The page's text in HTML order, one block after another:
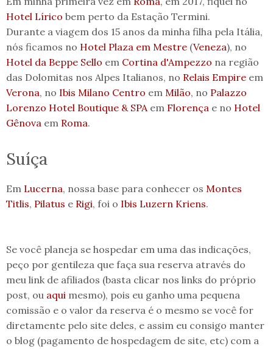
Hotel Lírico bem perto da Estação Termini.
Durante a viagem dos 15 anos da minha filha pela Itália,
nós ficamos no Hotel Plaza em Mestre (Veneza), no
Hotel da Beppe Sello em Cortina d'Ampezzo na região
das Dolomitas nos Alpes Italianos, no Relais Empire em
Verona, no Ibis Milano Centro em Milão, no Palazzo
Lorenzo Hotel Boutique & SPAem Florença e no Hotel
Gênova em Roma.
Suíça
Em Lucerna, nossa base para conhecer os Montes
Titlis, Pilatus e Rigi, foi o Ibis Luzern Kriens.
Se você planeja se hospedar em uma das indicações,
peço por gentileza que faça sua reserva através do
meu link de afiliados (basta clicar nos links do próprio
post, ou aqui mesmo), pois eu ganho uma pequena
comissão e o valor da reserva é o mesmo se você for
diretamente pelo site deles, e assim eu consigo manter
o blog (pagamento de hospedagem de site, etc) com a